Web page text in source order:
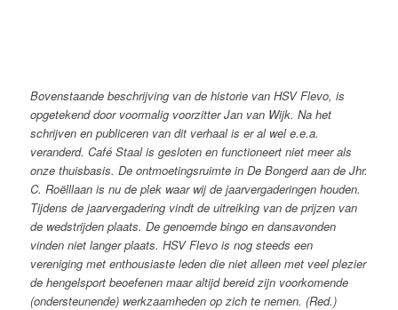
Bovenstaande beschrijving van de historie van HSV Flevo, is
opgetekend door voormalig voorzitter Jan van Wijk. Na het
schrijven en publiceren van dit verhaal is er al wel e.e.a.
veranderd. Café Staal is gesloten en functioneert niet meer als
onze thuisbasis. De ontmoetingsruimte in De Bongerd aan de Jhr.
C. Roëlllaan is nu de plek waar wij de jaarvergaderingen houden.
Tijdens de jaarvergadering vindt de uitreiking van de prijzen van
de wedstrijden plaats. De genoemde bingo en dansavonden
vinden niet langer plaats. HSV Flevo is nog steeds een
vereniging met enthousiaste leden die niet alleen met veel plezier
de hengelsport beoefenen maar altijd bereid zijn voorkomende
(ondersteunende) werkzaamheden op zich te nemen. (Red.)